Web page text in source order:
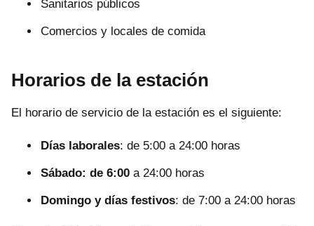
Sanitarios públicos
Comercios y locales de comida
Horarios de la estación
El horario de servicio de la estación es el siguiente:
Días laborales: de 5:00 a 24:00 horas
Sábado: de 6:00 a 24:00 horas
Domingo y días festivos: de 7:00 a 24:00 horas